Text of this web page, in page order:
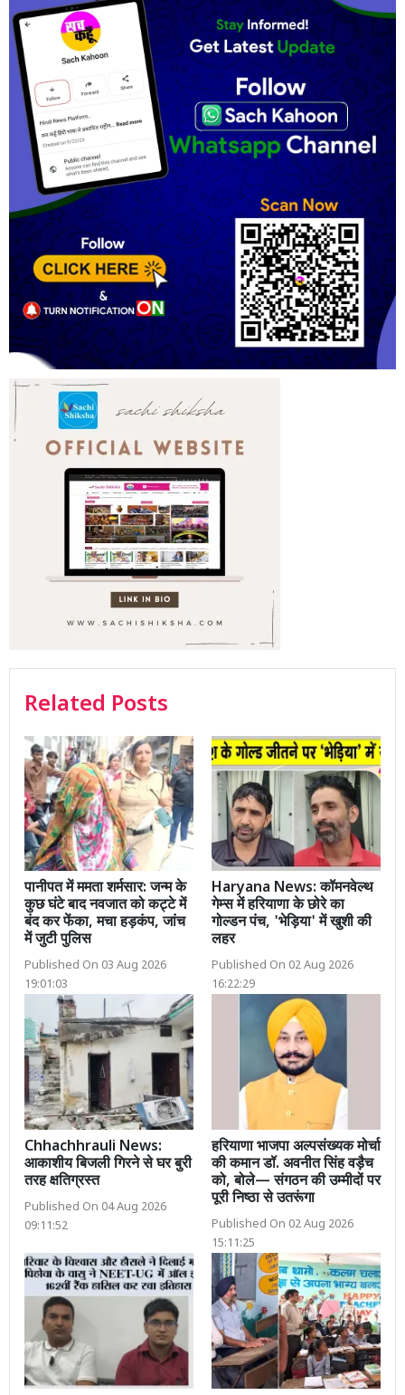
Related Posts
पानीपत में ममता शर्मसार: जन्म के
कुछ घंटे बाद नवजात को कट्टे में
बंद कर फेंका, मचा हड़कंप, जांच
में जुटी पुलिस
Published On 03 Aug 2026
19:01:03
Haryana News: कॉमनवेल्थ
गेम्स में हरियाणा के छोरे का
गोल्डन पंच, 'भेड़िया' में खुशी की
लहर
Published On 02 Aug 2026
16:22:29
Chhachhrauli News:
आकाशीय बिजली गिरने से घर बुरी
तरह क्षतिग्रस्त
Published On 04 Aug 2026
09:11:52
हरियाणा भाजपा अल्पसंख्यक मोर्चा
की कमान डॉ. अवनीत सिंह वड़ैच
को, बोले— संगठन की उम्मीदों पर
पूरी निष्ठा से उतरूंगा
Published On 02 Aug 2026
15:11:25